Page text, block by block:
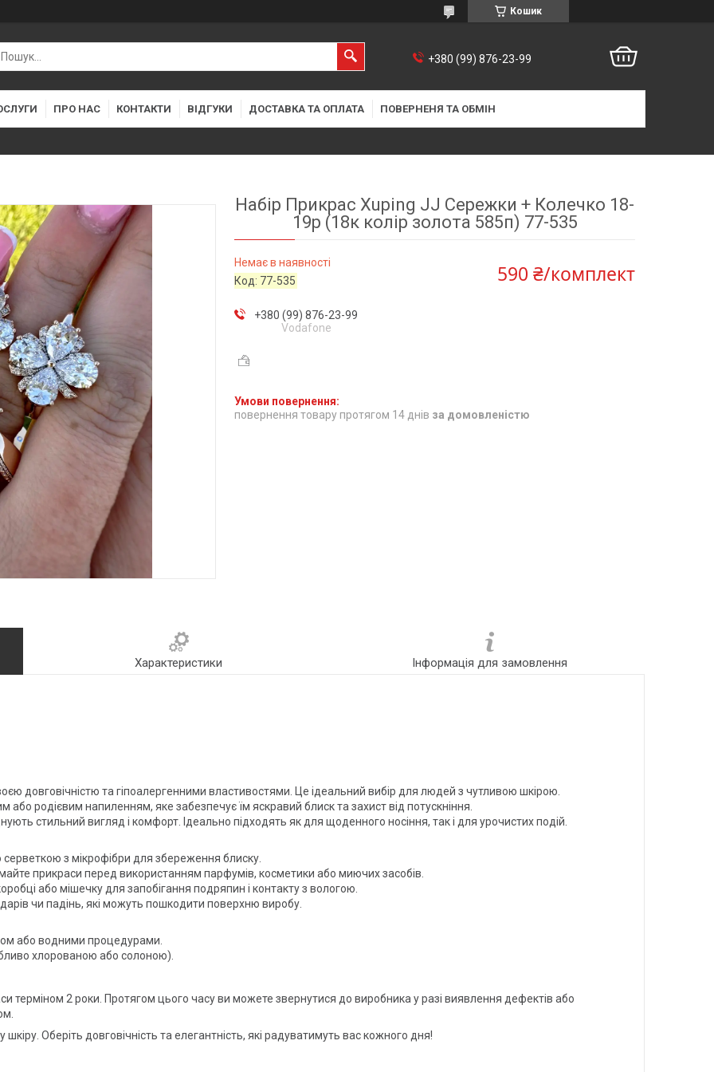
Кошик
+380 (99) 876-23-99
ПРО НАС КОНТАКТИ ВІДГУКИ ДОСТАВКА ТА ОПЛАТА ПОВЕРНЕНЯ ТА ОБМІН
Набір Прикрас Xuping JJ Сережки + Колечко 18-
19р (18к колір золота 585п) 77-535
Немає в наявності
Код: 77-535 590 ₴/комплект
+380 (99) 876-23-99
Vodafone
повернення товару протягом 14 днів за домовленістю
Характеристики Інформація для замовлення
довговічністю та гіпоалергенними властивостями. Це ідеальний вибір для людей з чутливою шкірою.
родієвим напиленням, яке забезпечує їм яскравий блиск та захист від потускніння.
стильний вигляд і комфорт. Ідеально підходять як для щоденного носіння, так і для урочистих подій.
з мікрофібри для збереження блиску.
прикраси перед використанням парфумів, косметики або миючих засобів.
або мішечку для запобігання подряпин і контакту з вологою.
чи падінь, які можуть пошкодити поверхню виробу.
або водними процедурами.
хлорованою або солоною).
терміном 2 роки. Протягом цього часу ви можете звернутися до виробника у разі виявлення дефектів або
Оберіть довговічність та елегантність, які радуватимуть вас кожного дня!